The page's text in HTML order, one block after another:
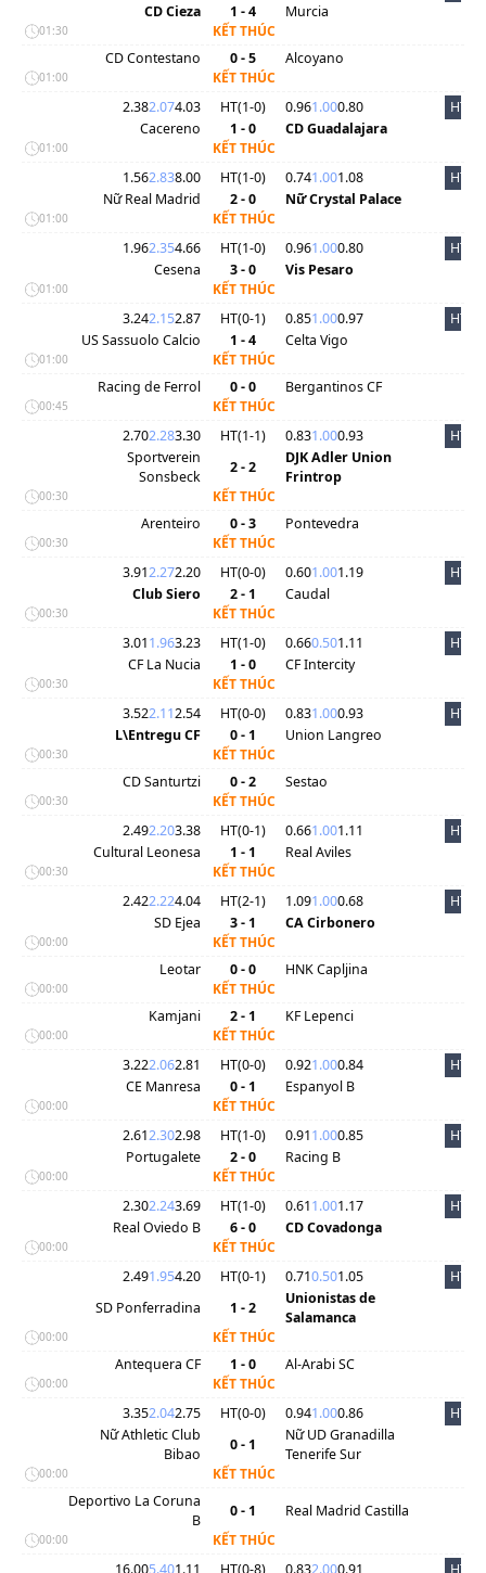
CD Cieza
1 - 4 Murcia
01:30
KẾT THÚC
CD Contestano
0 - 5 Alcoyano
01:00
KẾT THÚC
2.382.074.03 HT(1-0) 0.961.000.80
HT
Cacereno
1 - 0 CD Guadalajara
01:00
KẾT THÚC
1.562.838.00 HT(1-0) 0.741.001.08
HT
Nữ Real Madrid
2 - 0 Nữ Crystal Palace
01:00
KẾT THÚC
1.962.354.66 HT(1-0) 0.961.000.80
HT
Cesena
3 - 0 Vis Pesaro
01:00
KẾT THÚC
3.242.152.87 HT(0-1) 0.851.000.97
HT
US Sassuolo Calcio
1 - 4 Celta Vigo
01:00
KẾT THÚC
Racing de Ferrol
0 - 0 Bergantinos CF
00:45
KẾT THÚC
2.702.283.30 HT(1-1) 0.831.000.93
HT
Sportverein
Sonsbeck
2 - 2
DJK Adler Union
Frintrop
00:30
KẾT THÚC
Arenteiro
0 - 3 Pontevedra
00:30
KẾT THÚC
3.912.272.20 HT(0-0) 0.601.001.19
HT
Club Siero
2 - 1 Caudal
00:30
KẾT THÚC
3.011.963.23 HT(1-0) 0.660.501.11
HT
CF La Nucia
1 - 0 CF Intercity
00:30
KẾT THÚC
3.522.112.54 HT(0-0) 0.831.000.93
HT
L\Entregu CF
0 - 1 Union Langreo
00:30
KẾT THÚC
CD Santurtzi
0 - 2 Sestao
00:30
KẾT THÚC
2.492.203.38 HT(0-1) 0.661.001.11
HT
Cultural Leonesa
1 - 1 Real Aviles
00:30
KẾT THÚC
2.422.224.04 HT(2-1) 1.091.000.68
HT
SD Ejea
3 - 1 CA Cirbonero
00:00
KẾT THÚC
Leotar
0 - 0 HNK Capljina
00:00
KẾT THÚC
Kamjani
2 - 1 KF Lepenci
00:00
KẾT THÚC
3.222.062.81 HT(0-0) 0.921.000.84
HT
CE Manresa
0 - 1 Espanyol B
00:00
KẾT THÚC
2.612.302.98 HT(1-0) 0.911.000.85
HT
Portugalete
2 - 0 Racing B
00:00
KẾT THÚC
2.302.243.69 HT(1-0) 0.611.001.17
HT
Real Oviedo B
6 - 0 CD Covadonga
00:00
KẾT THÚC
2.491.954.20 HT(0-1) 0.710.501.05
HT
SD Ponferradina
1 - 2
Unionistas de
Salamanca
00:00
KẾT THÚC
Antequera CF
1 - 0 Al-Arabi SC
00:00
KẾT THÚC
3.352.042.75 HT(0-0) 0.941.000.86
HT
Nữ Athletic Club
Bibao
0 - 1
Nữ UD Granadilla
Tenerife Sur
00:00
KẾT THÚC
Deportivo La Coruna
B
0 - 1 Real Madrid Castilla
00:00
KẾT THÚC
16.005.401.11 HT(0-8) 0.832.000.91 HT